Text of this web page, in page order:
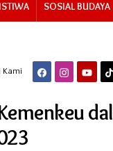
SOSIAL BUDAYA
Kami